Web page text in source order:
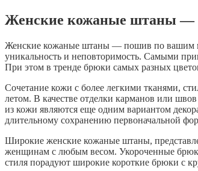
Женские кожаные штаны —
Женские кожаные штаны — пошив по вашим
уникальность и неповторимость. Самыми
При этом в тренде брюки самых разных
Сочетание кожи с более легкими тканями,
летом. В качестве отделки карманов или
из кожи являются еще одним вариантом
длительному сохранению первоначальной
Широкие женские кожаные штаны,
женщинам с любым весом. Укороченные
стиля порадуют широкие короткие брюки с